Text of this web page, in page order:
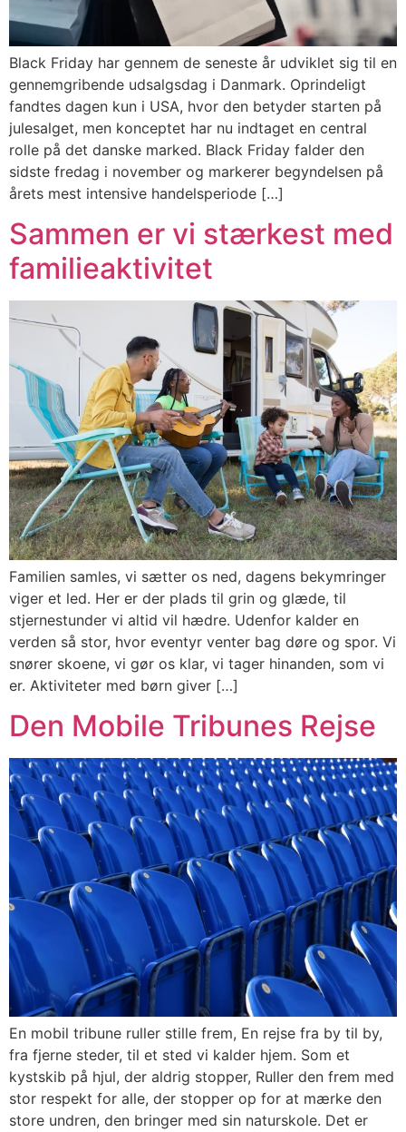
Black Friday har gennem de seneste år udviklet sig til en
gennemgribende udsalgsdag i Danmark. Oprindeligt
fandtes dagen kun i USA, hvor den betyder starten på
julesalget, men konceptet har nu indtaget en central
rolle på det danske marked. Black Friday falder den
sidste fredag i november og markerer begyndelsen på
årets mest intensive handelsperiode […]
Sammen er vi stærkest med
familieaktivitet
Familien samles, vi sætter os ned, dagens bekymringer
viger et led. Her er der plads til grin og glæde, til
stjernestunder vi altid vil hædre. Udenfor kalder en
verden så stor, hvor eventyr venter bag døre og spor. Vi
snører skoene, vi gør os klar, vi tager hinanden, som vi
er. Aktiviteter med børn giver […]
Den Mobile Tribunes Rejse
En mobil tribune ruller stille frem, En rejse fra by til by,
fra fjerne steder, til et sted vi kalder hjem. Som et
kystskib på hjul, der aldrig stopper, Ruller den frem med
stor respekt for alle, der stopper op for at mærke den
store undren, den bringer med sin naturskole. Det er